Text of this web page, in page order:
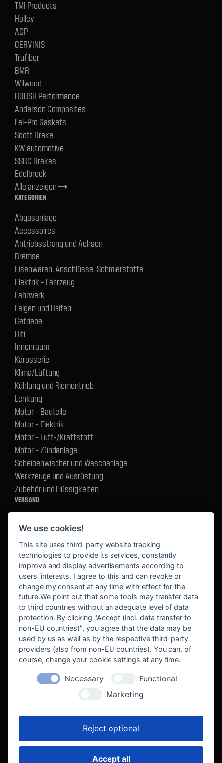
TMI Products
Holley
ACP
CERVINIS
Trufiber
BMR
Wilwood
ROUSH Performance
Anderson Composites
Fel-Pro Gaskets
Scott Drake
KW automotive
SSBC Brakes
Edelbrock
Alle anzeigentrending_flat
KATEGORIEN
Abgasanlage
Accessoires
Antriebsstrang und Achsen
Bremse
Eisenwaren, Anschlüsse, Schmierstoffe
Elektrik - Fahrzeug
Fahrwerk
Felgen und Reifen
Getriebe
Hifi
Innenraum
Karosserie
Klima/Lüftung
Kühlung und Riementrieb
Lenkung
Motor - Bauteile
Motor - Elektrik
Motor - Luft-/Kraftstoff
Motor - Zündanlage
Scheibenwischer und Waschanlage
Werkzeuge und Ausrüstung
Zubehör und Flüssigkeiten
VERSAND
BEKANNT AUS
We use cookies!
This site uses third-party website tracking
technologies to provide its services, constantly
improve and display advertisements according to
users' interests. I agree to this and can revoke or
change my consent at any time with effect for the
future.We point out that some tools may transfer data
to third countries without an adequate level of data
protection. By clicking "Accept (incl. data transfer to
non-EU countries)", you agree that the data may be
used by us as well as by the respective third-party
providers (also from non-EU countries). You can, of
course, change your cookie settings at any time.
Necessary
Functional
Marketing
Reject optional
Accept all